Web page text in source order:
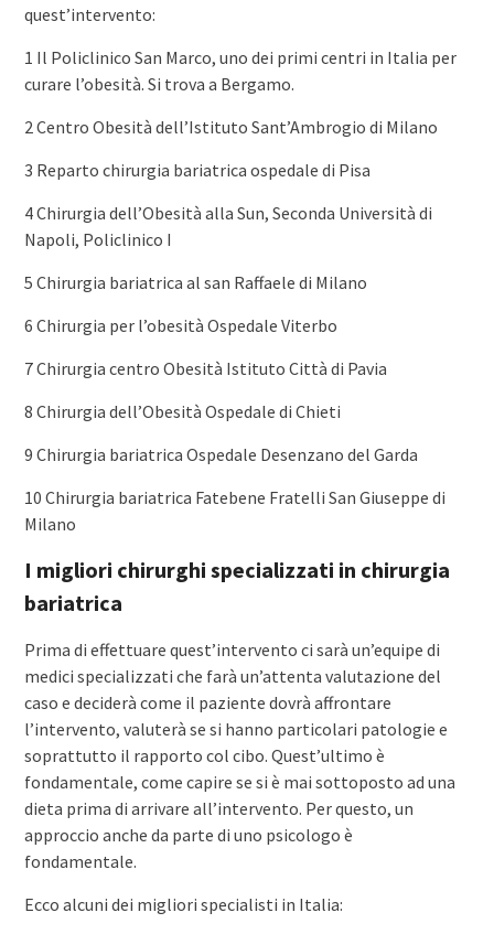
quest’intervento:
1 Il Policlinico San Marco, uno dei primi centri in Italia per
curare l’obesità. Si trova a Bergamo.
2 Centro Obesità dell’Istituto Sant’Ambrogio di Milano
3 Reparto chirurgia bariatrica ospedale di Pisa
4 Chirurgia dell’Obesità alla Sun, Seconda Università di
Napoli, Policlinico I
5 Chirurgia bariatrica al san Raffaele di Milano
6 Chirurgia per l’obesità Ospedale Viterbo
7 Chirurgia centro Obesità Istituto Città di Pavia
8 Chirurgia dell’Obesità Ospedale di Chieti
9 Chirurgia bariatrica Ospedale Desenzano del Garda
10 Chirurgia bariatrica Fatebene Fratelli San Giuseppe di
Milano
I migliori chirurghi specializzati in chirurgia
bariatrica
Prima di effettuare quest’intervento ci sarà un’equipe di
medici specializzati che farà un’attenta valutazione del
caso e deciderà come il paziente dovrà affrontare
l’intervento, valuterà se si hanno particolari patologie e
soprattutto il rapporto col cibo. Quest’ultimo è
fondamentale, come capire se si è mai sottoposto ad una
dieta prima di arrivare all’intervento. Per questo, un
approccio anche da parte di uno psicologo è
fondamentale.
Ecco alcuni dei migliori specialisti in Italia: